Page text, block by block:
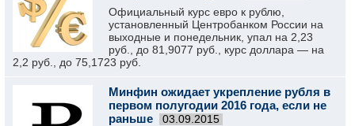
Официальный курс евро к рублю,
установленный Центробанком России на
выходные и понедельник, упал на 2,23
руб., до 81,9077 руб., курс доллара — на
2,2 руб., до 75,1723 руб.
Минфин ожидает укрепление рубля в
первом полугодии 2016 года, если не
раньше
03.09.2015